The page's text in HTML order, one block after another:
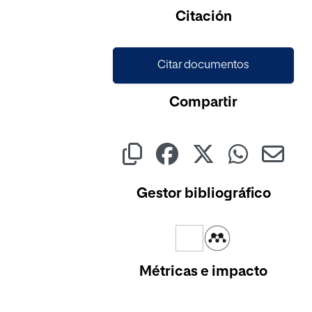
Citación
Citar documentos
Compartir
Gestor bibliográfico
Métricas e impacto